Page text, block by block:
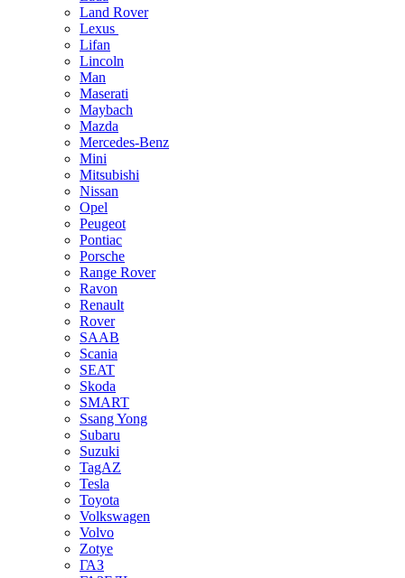
Land Rover
Lexus
Lifan
Lincoln
Man
Maserati
Maybach
Mazda
Mercedes-Benz
Mini
Mitsubishi
Nissan
Opel
Peugeot
Pontiac
Porsche
Range Rover
Ravon
Renault
Rover
SAAB
Scania
SEAT
Skoda
SMART
Ssang Yong
Subaru
Suzuki
TagAZ
Tesla
Toyota
Volkswagen
Volvo
Zotye
ГАЗ